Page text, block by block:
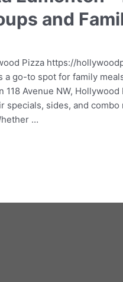
and
Pizza https://
a go-to spot for family
Avenue NW,
specials, sides, and
…